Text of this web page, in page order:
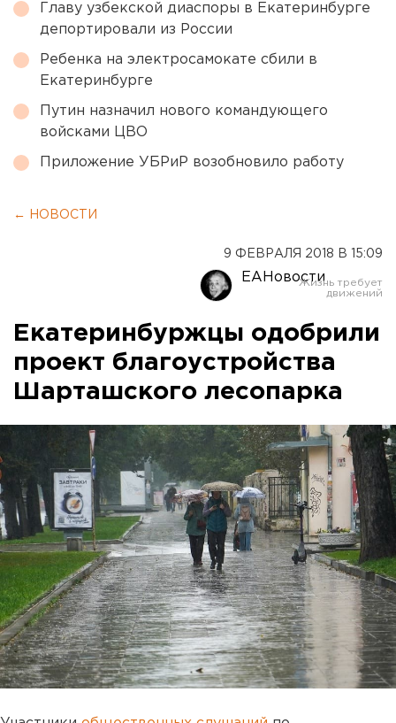
Главу узбекской диаспоры в Екатеринбурге
депортировали из России
Ребенка на электросамокате сбили в
Екатеринбурге
Путин назначил нового командующего
войсками ЦВО
Приложение УБРиР возобновило работу
← НОВОСТИ
9 ФЕВРАЛЯ 2018 В 15:09
ЕАНовости
Екатеринбуржцы одобрили
проект благоустройства
Шарташского лесопарка